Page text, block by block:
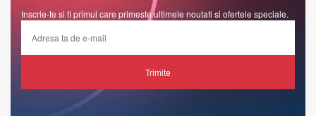
Inscrie-te si fi primul care primeste ultimele noutati si ofertele speciale.
Trimite